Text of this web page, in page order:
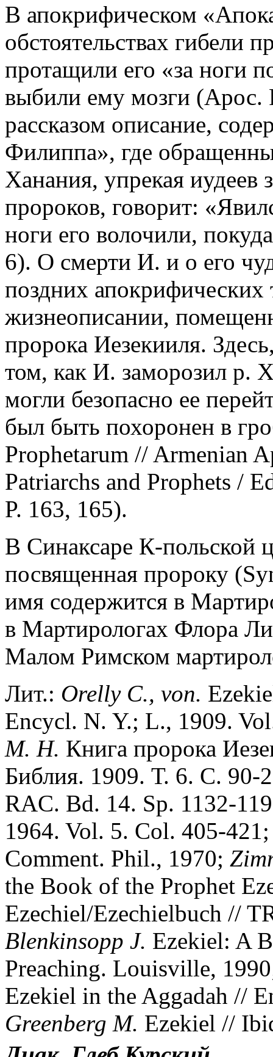
В апокрифическом
обстоятельствах гибели
протащили его «за ноги
выбили ему мозги (Apос.
рассказом описание,
Филиппа», где
Ханания, упрекая иудеев
пророков, говорит:
ноги его волочили,
6). О смерти И. и о его
поздних апокрифических
жизнеописании,
пророка Иезекииля.
том, как И. заморозил р.
могли безопасно ее
был быть похоронен в
Prophetarum // Armenian
Patriarchs and Prophets /
P. 163, 165).
В Синаксаре К-польской
посвященная пророку
имя содержится в
в Мартирологах Флора
Малом Римском
Лит.: Orelly C., von.
Encycl. N. Y.; L., 1909.
М. Н. Книга пророка
Библия. 1909. Т. 6. C. 90-
RAC. Bd. 14. Sp. 1132-
1964. Vol. 5. Col. 405-
Comment. Phil., 1970;
the Book of the Prophet
Ezechiel/Ezechielbuch //
Blenkinsopp J. Ezekiel: A
Preaching. Louisville,
Ezekiel in the Aggadah //
Greenberg M. Ezekiel //